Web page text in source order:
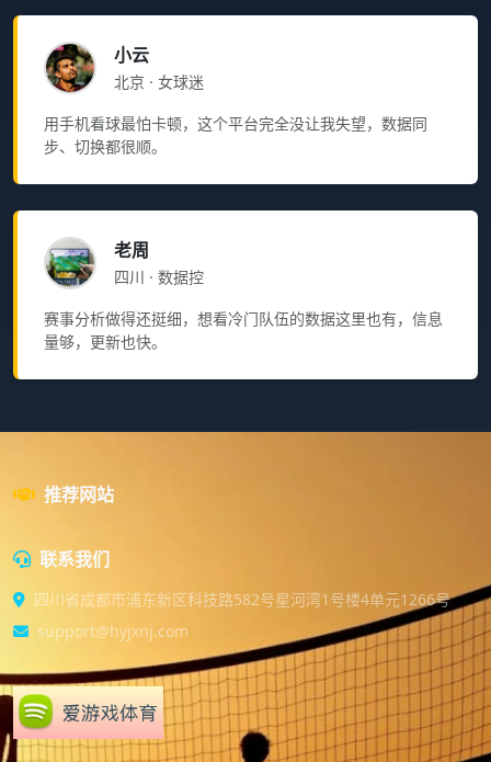
小云
北京 · 女球迷
用手机看球最怕卡顿，这个平台完全没让我失望，数据同
步、切换都很顺。
老周
四川 · 数据控
赛事分析做得还挺细，想看冷门队伍的数据这里也有，信息
量够，更新也快。
推荐网站
联系我们
四川省成都市浦东新区科技路582号星河湾1号楼4单元1266号
support@hyjxnj.com